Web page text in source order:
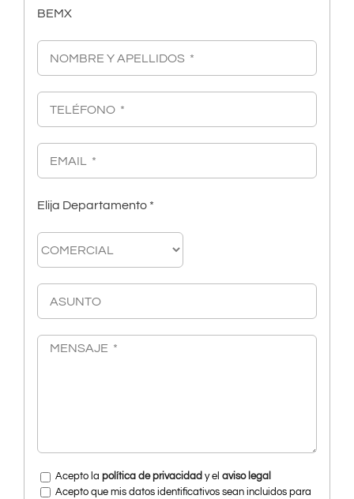
BEMX
Elija Departamento *
Acepto la política de privacidad y el aviso legal
Acepto que mis datos identificativos sean incluidos para